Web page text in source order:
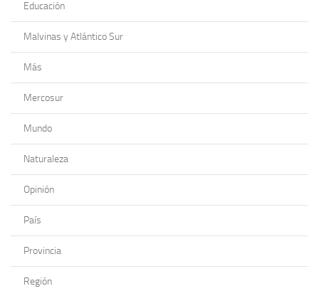
Educación
Malvinas y Atlántico Sur
Más
Mercosur
Mundo
Naturaleza
Opinión
País
Provincia
Región